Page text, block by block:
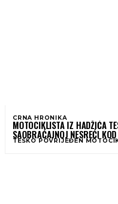
CRNA HRONIKA
MOTOCIKLISTA IZ HADŽIĆA
SAOBRAĆAJNOJ NESREĆI
TEŠKO POVRIJEĐEN